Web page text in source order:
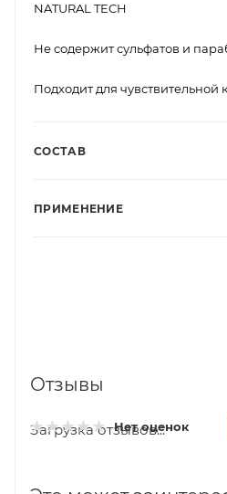
NATURAL TECH
Не содержит сульфатов и
Подходит для чувствительной
СОСТАВ
ПРИМЕНЕНИЕ
Отзывы
Нет оценок
Загрузка отзывов...